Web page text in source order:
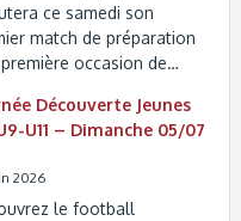
ce samedi son
match de préparation
occasion de…
Découverte Jeunes
U11 – Dimanche 05/07
2026
le football